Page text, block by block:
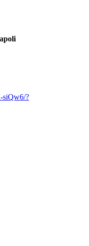
siQw6/?